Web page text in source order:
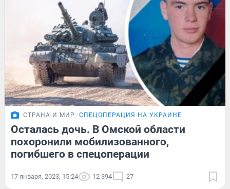
СТРАНА И МИР СПЕЦОПЕРАЦИЯ НА УКРАИНЕ
Осталась дочь. В Омской области
похоронили мобилизованного,
погибшего в спецоперации
17 января, 2023, 15:24 12 394 27